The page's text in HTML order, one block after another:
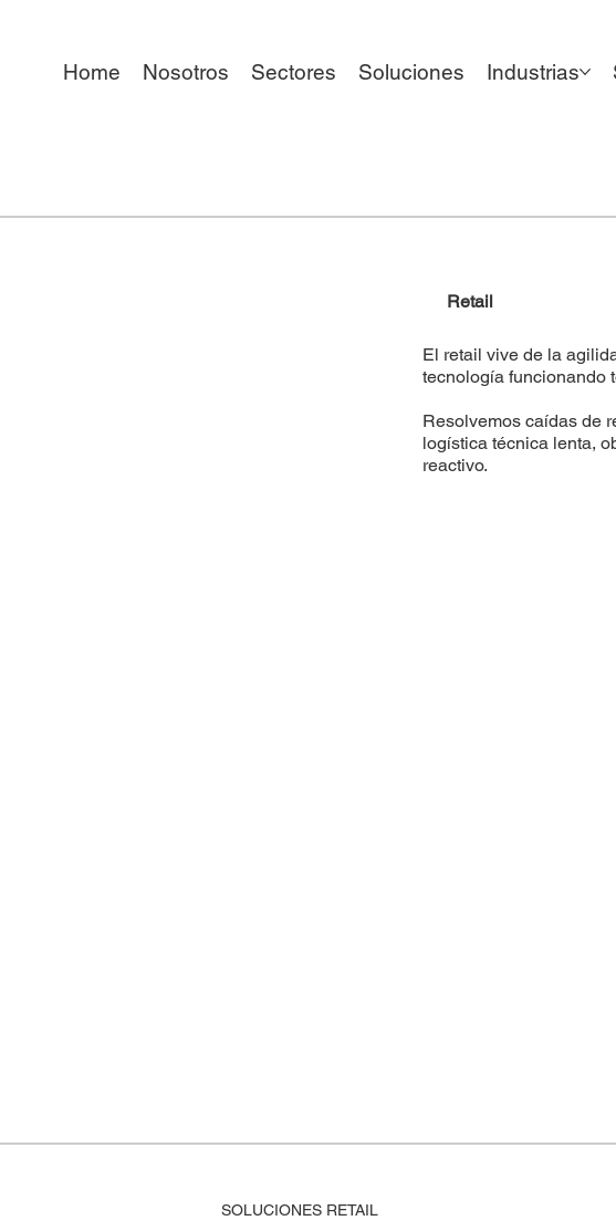
Home Nosotros Sectores Soluciones Industrias
Retail
El retail vive de la
tecnología funcionando
Resolvemos caídas de
logística técnica lenta,
reactivo.
SOLUCIONES RETAIL